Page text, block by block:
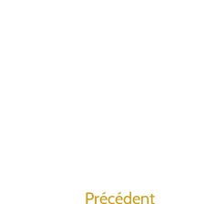
Précédent